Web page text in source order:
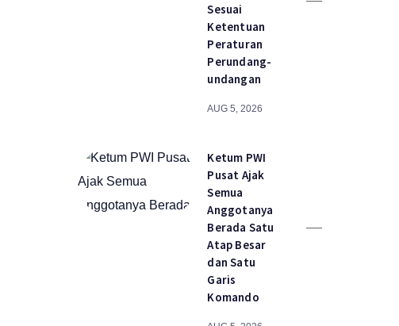
Sesuai
Ketentuan
Peraturan
Perundang-
undangan
AUG 5, 2026
Ketum PWI
Pusat Ajak
Semua
Anggotanya
Berada Satu
Atap Besar
dan Satu
Garis
Komando